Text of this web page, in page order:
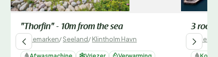
"Thorfin" - 10m from the sea
Denemarken/Seeland/Klintholm Havn
3